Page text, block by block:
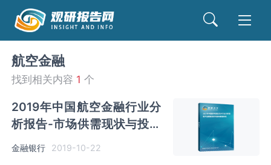
航空金融
找到相关内容 1 个
2019年中国航空金融行业分
析报告-市场供需现状与投资
战略研究
金融银行 2019-10-22